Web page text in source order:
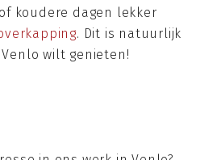
koudere dagen lekker
. Dit is natuurlijk
wilt genieten!